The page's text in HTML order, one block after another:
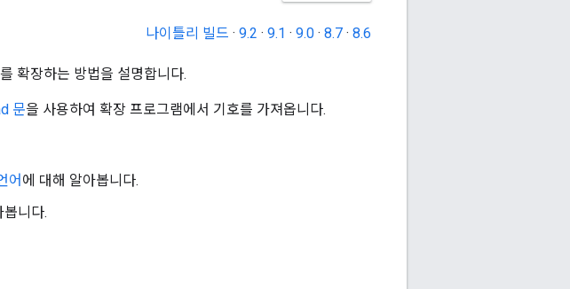
나이틀리 빌드 · 9.2 · 9.1 · 9.0 · 8.7 · 8.6
확장하는 방법을 설명합니다.
문을 사용하여 확장 프로그램에서 기호를 가져옵니다.
어 에 대해 알아봅니다.
니다.